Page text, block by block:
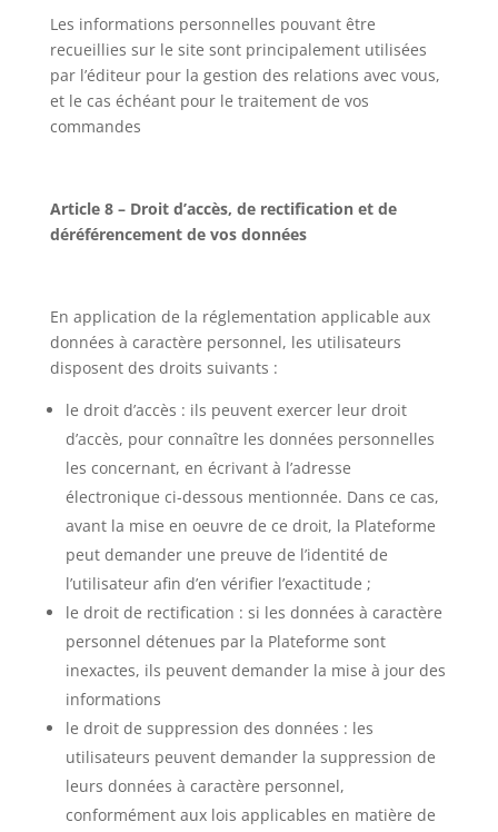
Les informations personnelles pouvant être
recueillies sur le site sont principalement utilisées
par l’éditeur pour la gestion des relations avec vous,
et le cas échéant pour le traitement de vos
commandes
Article 8 – Droit d’accès, de rectification et de
déréférencement de vos données
En application de la réglementation applicable aux
données à caractère personnel, les utilisateurs
disposent des droits suivants :
le droit d’accès : ils peuvent exercer leur droit
d’accès, pour connaître les données personnelles
les concernant, en écrivant à l’adresse
électronique ci-dessous mentionnée. Dans ce cas,
avant la mise en oeuvre de ce droit, la Plateforme
peut demander une preuve de l’identité de
l’utilisateur afin d’en vérifier l’exactitude ;
le droit de rectification : si les données à caractère
personnel détenues par la Plateforme sont
inexactes, ils peuvent demander la mise à jour des
informations
le droit de suppression des données : les
utilisateurs peuvent demander la suppression de
leurs données à caractère personnel,
conformément aux lois applicables en matière de